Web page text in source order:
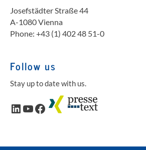
Josefstädter Straße 44
A-1080 Vienna
Phone: +43 (1) 402 48 51-0
Follow us
Stay up to date with us.
LinkedIn
YouTube
Facebook